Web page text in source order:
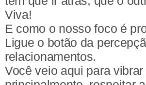
Viva!
E como o nosso foco é
Ligue o botão da
relacionamentos.
Você veio aqui para